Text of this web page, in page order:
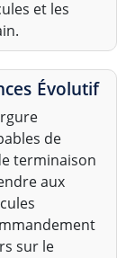
et les
Évolutif
de
terminaison
aux
sur le